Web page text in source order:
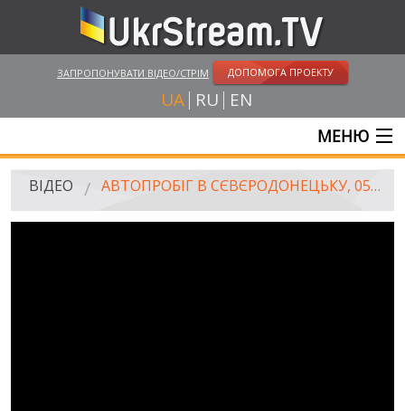
ЗАПРОПОНУВАТИ ВІДЕО/СТРІМ ДОПОМОГА ПРОЕКТУ
UA RU EN
МЕНЮ
ГОЛОВНА
ВІДЕО АВТОПРОБІГ В СЄВЄРОДОНЕЦЬКУ, 05.04.2015